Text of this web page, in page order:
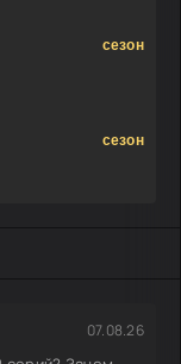
сезон
сезон
07.08.26